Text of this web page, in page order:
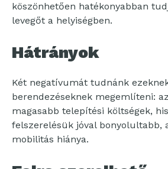
köszönhetően hatékonyabban
levegőt a helyiségben.
Hátrányok
Két negatívumát tudnánk
berendezéseknek megemlíteni:
magasabb telepítési költségek,
felszerelésük jóval bonyolultabb,
mobilitás hiánya.